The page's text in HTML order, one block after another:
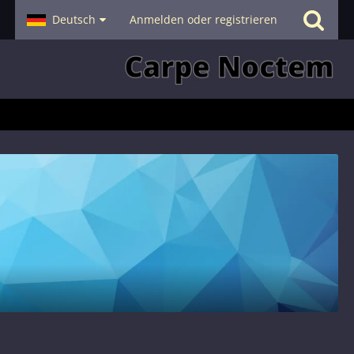
Hilfe
Deutsch Anmelden oder registrieren